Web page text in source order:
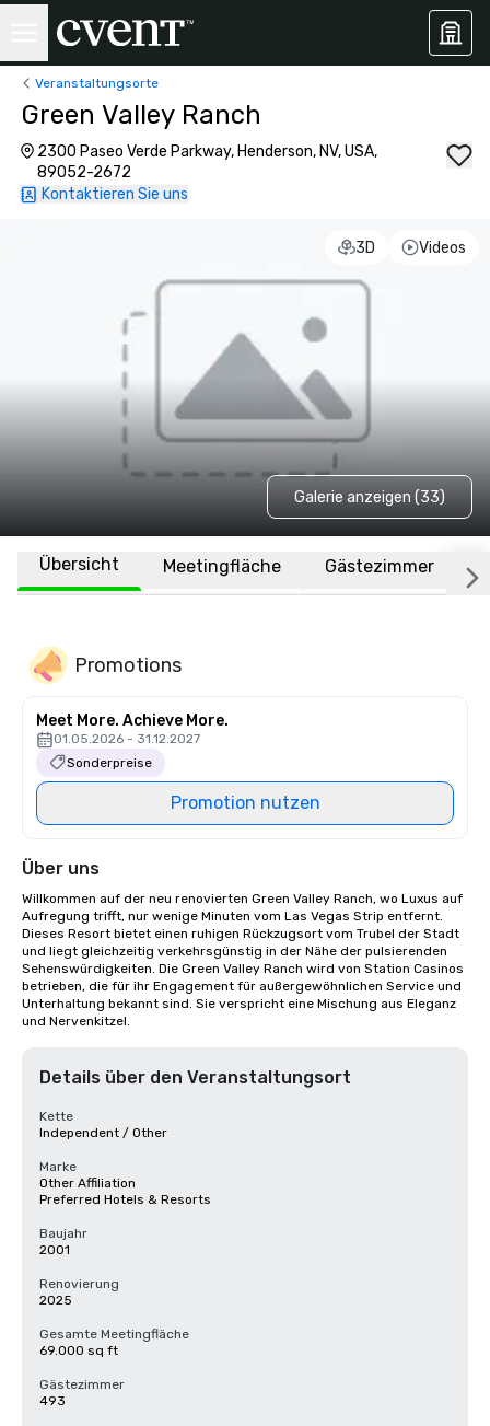
Veranstaltungsorte
Green Valley Ranch
2300 Paseo Verde Parkway, Henderson, NV, USA,
89052-2672
Kontaktieren Sie uns
3D Videos
Galerie anzeigen (33)
Übersicht Meetingfläche Gästezimmer
Promotions
Meet More. Achieve More.
01.05.2026 - 31.12.2027
Sonderpreise
Promotion nutzen
Über uns
Willkommen auf der neu renovierten Green Valley Ranch, wo Luxus auf
Aufregung trifft, nur wenige Minuten vom Las Vegas Strip entfernt.
Dieses Resort bietet einen ruhigen Rückzugsort vom Trubel der Stadt
und liegt gleichzeitig verkehrsgünstig in der Nähe der pulsierenden
Sehenswürdigkeiten. Die Green Valley Ranch wird von Station Casinos
betrieben, die für ihr Engagement für außergewöhnlichen Service und
Unterhaltung bekannt sind. Sie verspricht eine Mischung aus Eleganz
und Nervenkitzel.
Details über den Veranstaltungsort
Kette
Independent / Other
Marke
Other Affiliation
Preferred Hotels & Resorts
Baujahr
2001
Renovierung
2025
Gesamte Meetingfläche
69.000 sq ft
Gästezimmer
493